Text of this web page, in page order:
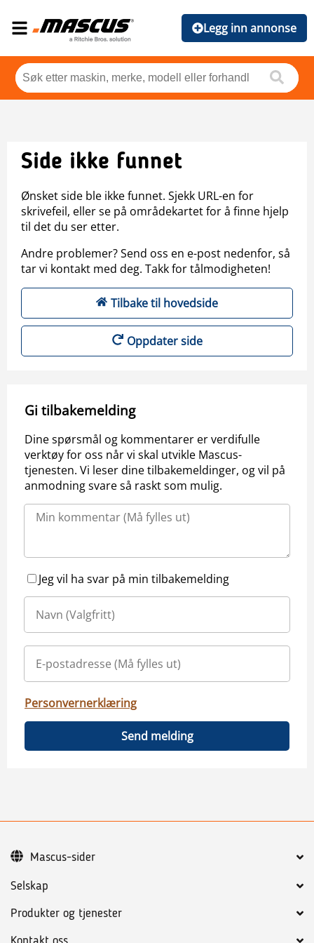
Legg inn annonse
Side ikke funnet
Ønsket side ble ikke funnet. Sjekk URL-en for
skrivefeil, eller se på områdekartet for å finne hjelp
til det du ser etter.
Andre problemer? Send oss en e-post nedenfor, så
tar vi kontakt med deg. Takk for tålmodigheten!
Tilbake til hovedside
Oppdater side
Gi tilbakemelding
Dine spørsmål og kommentarer er verdifulle
verktøy for oss når vi skal utvikle Mascus-
tjenesten. Vi leser dine tilbakemeldinger, og vil på
anmodning svare så raskt som mulig.
Jeg vil ha svar på min tilbakemelding
Personvernerklæring
Send melding
Selskap
Produkter og tjenester
Mascus-sider